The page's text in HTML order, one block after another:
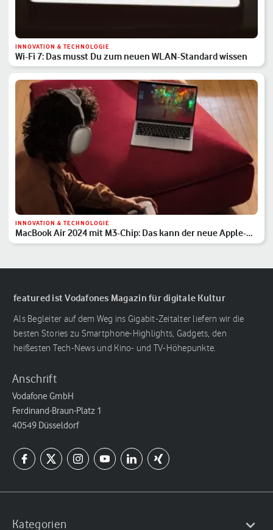
INNOVATION & TECHNOLOGIE
Wi-Fi 7: Das musst Du zum neuen WLAN-Standard wissen
INNOVATION & TECHNOLOGIE
MacBook Air 2024 mit M3-Chip: Das kann der neue Apple-
Laptop
featured ist Vodafones Magazin für digitale Kultur
Als Begleiter auf dem Weg ins Gigabit-Zeitalter liefern wir die
besten Stories zu Smartphone-Highlights, Gadgets, den
heißesten Tech-News und Kino- und TV-Höhepunkte.
Anschrift
Vodafone GmbH
Ferdinand-Braun-Platz 1
40549 Düsseldorf
Kategorien